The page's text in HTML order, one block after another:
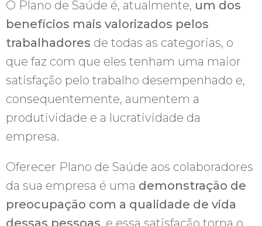
O Plano de Saúde é, atualmente, um dos
benefícios mais valorizados pelos
trabalhadores de todas as categorias, o
que faz com que eles tenham uma maior
satisfação pelo trabalho desempenhado e,
consequentemente, aumentem a
produtividade e a lucratividade da
empresa.
Oferecer Plano de Saúde aos colaboradores
da sua empresa é uma demonstração de
preocupação com a qualidade de vida
dessas pessoas, e essa satisfação torna o